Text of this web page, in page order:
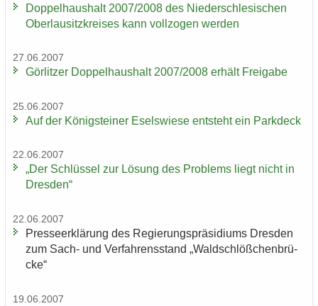
Dop­pel­haus­halt 2007/2008 des Nie­der­schle­si­schen
Ober­lau­sitz­krei­ses kann voll­zo­gen wer­den
27.06.2007
Gör­lit­zer Dop­pel­haus­halt 2007/2008 er­hält Frei­ga­be
25.06.2007
Auf der Kö­nig­stei­ner Esels­wie­se ent­steht ein Park­deck
22.06.2007
„Der Schlüs­sel zur Lö­sung des Pro­blems liegt nicht in
Dres­den“
22.06.2007
Pres­se­er­klä­rung des Re­gie­rungs­prä­si­di­ums Dres­den
zum Sach- und Ver­fah­rens­stand „Wald­schlöß­chen­brü­
cke“
19.06.2007